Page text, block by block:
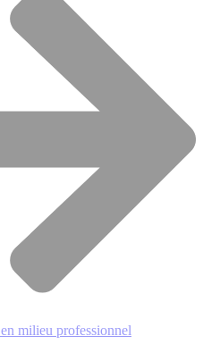
milieu professionnel